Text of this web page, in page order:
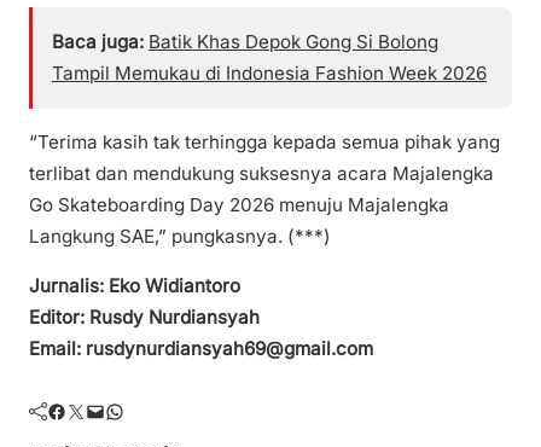
Baca juga: Batik Khas Depok Gong Si Bolong
Tampil Memukau di Indonesia Fashion Week 2026
“Terima kasih tak terhingga kepada semua pihak yang
terlibat dan mendukung suksesnya acara Majalengka
Go Skateboarding Day 2026 menuju Majalengka
Langkung SAE,” pungkasnya. (***)
Jurnalis: Eko Widiantoro
Editor: Rusdy Nurdiansyah
Email: rusdynurdiansyah69@gmail.com
Facebook Twitter Mail WhatsApp